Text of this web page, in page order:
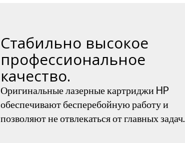
Стабильно высокое
профессиональное
качество.
Оригинальные лазерные картриджи HP
обеспечивают бесперебойную работу и
позволяют не отвлекаться от главных задач.